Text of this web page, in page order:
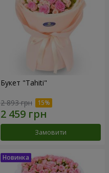
Букет "Tahiti"
2 893 грн
Замовити